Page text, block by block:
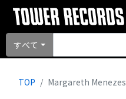
すべて
TOP Margareth Menezes